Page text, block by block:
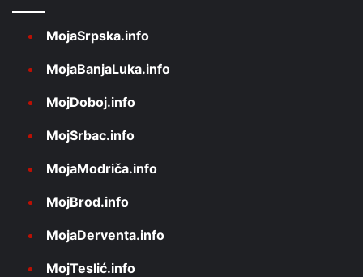
MojaSrpska.info
MojaBanjaLuka.info
MojDoboj.info
MojSrbac.info
MojaModriča.info
MojBrod.info
MojaDerventa.info
MojTeslić.info